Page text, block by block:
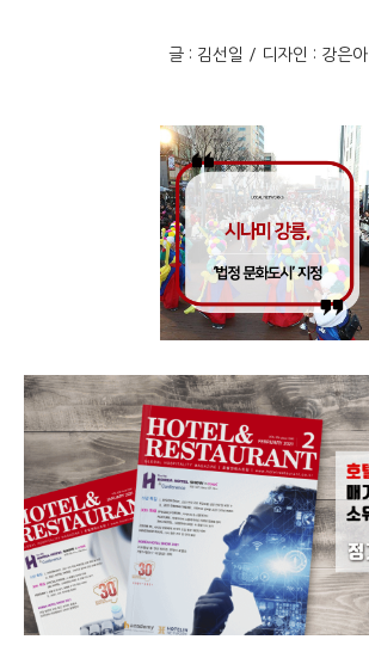
글 : 김선일 / 디자인 : 강은아